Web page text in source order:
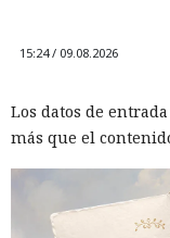
15:24 / 09.08.2026
Los datos de
más que el